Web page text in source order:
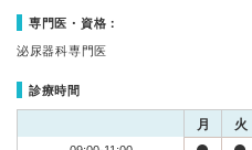
専門医・資格：
泌尿器科専門医
診療時間
月 火